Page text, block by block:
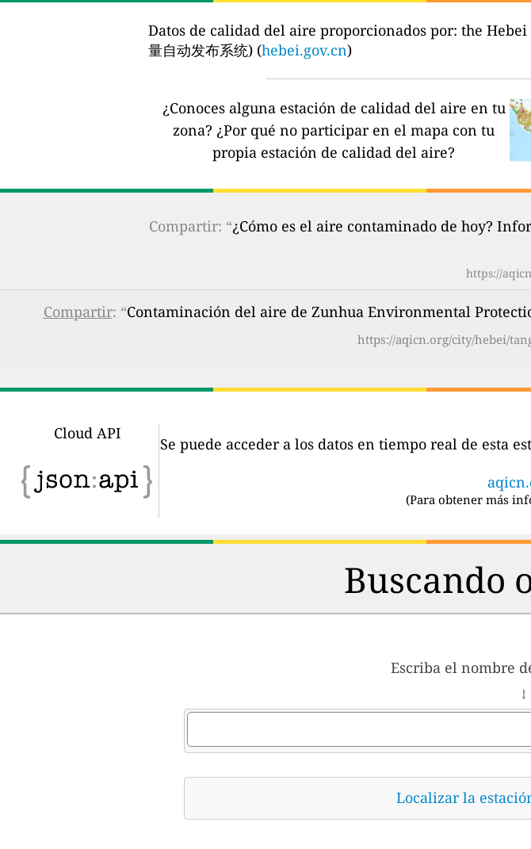
Datos de calidad del aire proporcionados por: the
量自动发布系统) (hebei.gov.cn)
¿Conoces alguna estación de calidad del aire en tu
zona? ¿Por qué no participar en el mapa con tu
propia estación de calidad del aire?
Compartir: “¿Cómo es el aire contaminado de hoy?
https://
Compartir: “Contaminación del aire de Zunhua Environmental
https://aqicn.org/city/hebei/
Cloud API
Se puede acceder a los datos en tiempo real de esta
(Para obtener más
Buscando
Escriba el nombre
Localizar la